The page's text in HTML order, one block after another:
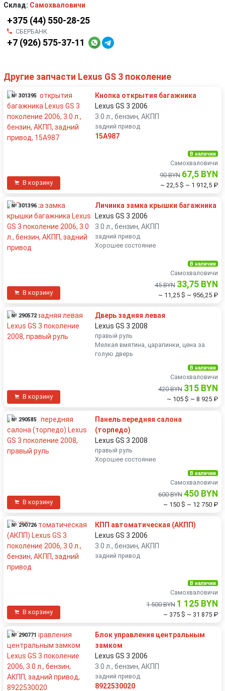
Склад: Самохваловичи
+375 (44) 550-28-25
СБЕРБАНК
+7 (926) 575-37-11
Другие запчасти Lexus GS 3 поколение
№ 301395
Кнопка открытия багажника
Lexus GS 3 2006
3.0 л., бензин, АКПП
задний привод
15A987
В корзину
В наличии
Самохваловичи
90 BYN 67,5 BYN
~ 22,5 $ ~ 1 912,5 ₽
№ 301396
Личинка замка крышки багажника
Lexus GS 3 2006
3.0 л., бензин, АКПП
задний привод
Хорошее состояние
В корзину
В наличии
Самохваловичи
45 BYN 33,75 BYN
~ 11,25 $ ~ 956,25 ₽
№ 290572
Дверь задняя левая
Lexus GS 3 2008
правый руль
Мелкая вмятина, царапинки, цена за
голую дверь
В корзину
В наличии
Самохваловичи
420 BYN 315 BYN
~ 105 $ ~ 8 925 ₽
№ 290585
Панель передняя салона
(торпедо)
Lexus GS 3 2008
правый руль
Хорошее состояние
В корзину
В наличии
Самохваловичи
600 BYN 450 BYN
~ 150 $ ~ 12 750 ₽
№ 290726
КПП автоматическая (АКПП)
Lexus GS 3 2006
3.0 л., бензин, АКПП
задний привод
В корзину
В наличии
Самохваловичи
1 500 BYN 1 125 BYN
~ 375 $ ~ 31 875 ₽
№ 290771
Блок управления центральным
замком
Lexus GS 3 2006
3.0 л., бензин, АКПП
задний привод
8922530020